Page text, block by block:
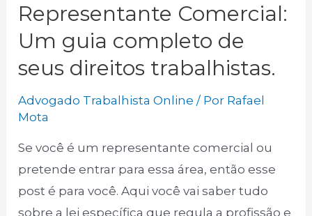
Representante Comercial:
Um guia completo de
seus direitos trabalhistas.
Advogado Trabalhista Online / Por Rafael
Mota
Se você é um representante comercial ou
pretende entrar para essa área, então esse
post é para você. Aqui você vai saber tudo
sobre a lei específica que regula a profissão e